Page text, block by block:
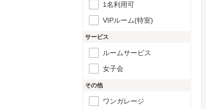
1名利用可
VIPルーム(特室)
サービス
ルームサービス
女子会
その他
ワンガレージ